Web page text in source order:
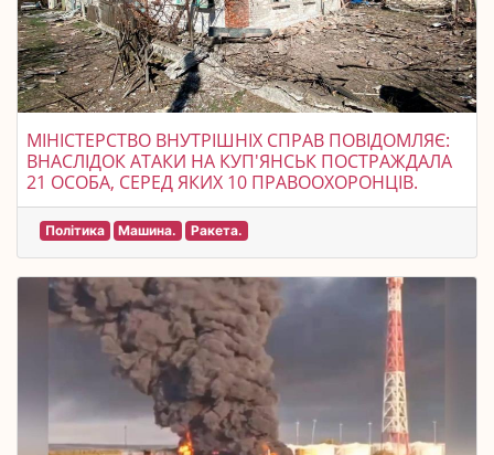
МІНІСТЕРСТВО ВНУТРІШНІХ СПРАВ ПОВІДОМЛЯЄ:
ВНАСЛІДОК АТАКИ НА КУП'ЯНСЬК ПОСТРАЖДАЛА
21 ОСОБА, СЕРЕД ЯКИХ 10 ПРАВООХОРОНЦІВ.
Політика Машина. Ракета.